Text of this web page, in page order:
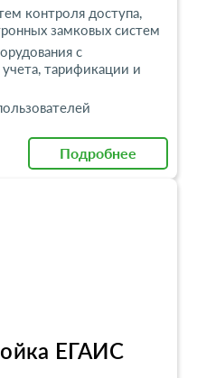
контроля доступа,
замковых систем
с
тарификации и
Подробнее
ЕГАИС